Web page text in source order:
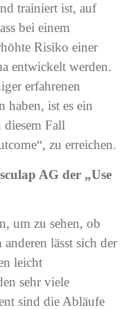
trainiert ist, auf
bei einem
Risiko einer
entwickelt werden.
erfahrenen
haben, ist es ein
Fall
zu erreichen.
AG der „Use
um zu sehen, ob
lässt sich der
leicht
sehr viele
sind die Abläufe